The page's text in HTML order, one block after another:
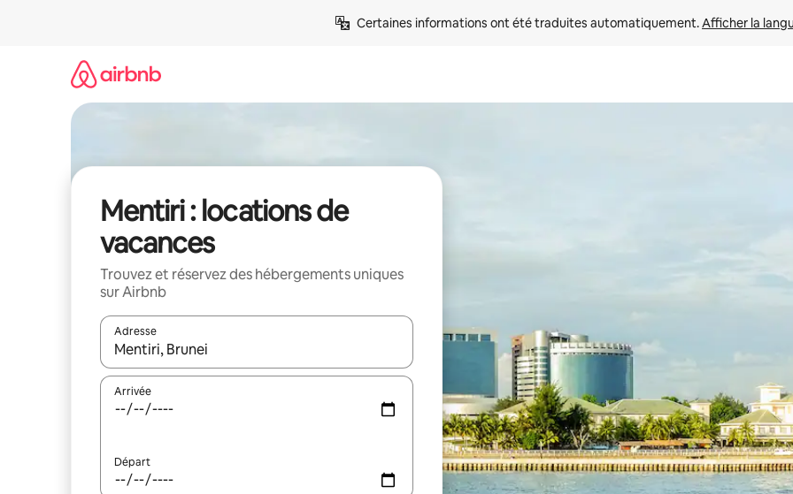
Certaines informations ont été traduites automatiquement. Afficher la
Mentiri : locations de
vacances
Trouvez et réservez des hébergements uniques
sur Airbnb
Adresse
Lorsque les résultats s'affichent, utilisez les flèches vers le haut et vers le bas pour les parcourir ou en appuyant et en
Arrivée
Départ